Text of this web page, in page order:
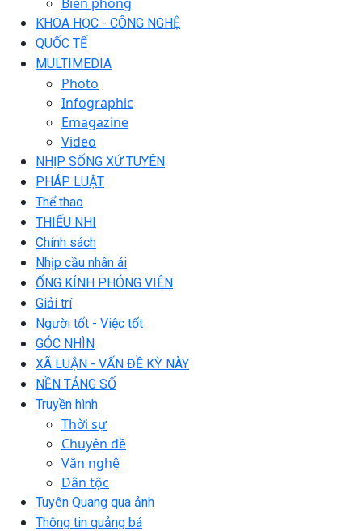
KHOA HỌC - CÔNG NGHỆ
QUỐC TẾ
MULTIMEDIA
Photo
Infographic
Emagazine
Video
NHỊP SỐNG XỨ TUYÊN
PHÁP LUẬT
Thể thao
THIẾU NHI
Chính sách
Nhịp cầu nhân ái
ỐNG KÍNH PHÓNG VIÊN
Giải trí
Người tốt - Việc tốt
GÓC NHÌN
XÃ LUẬN - VẤN ĐỀ KỲ NÀY
NỀN TẢNG SỐ
Truyền hình
Thời sự
Chuyên đề
Văn nghệ
Dân tộc
Tuyên Quang qua ảnh
Thông tin quảng bá